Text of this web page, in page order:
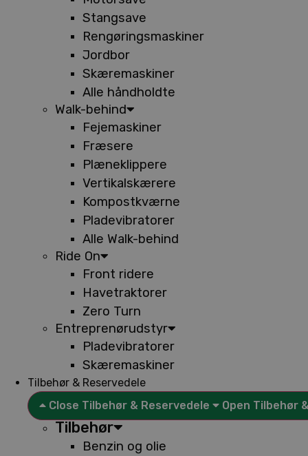
Stangsave
Rengøringsmaskiner
Jordbor
Skæremaskiner
Alle håndholdte
Walk-behind
Fejemaskiner
Fræsere
Plæneklippere
Vertikalskærere
Kompostkværne
Pladevibratorer
Alle Walk-behind
Ride On
Front ridere
Havetraktorer
Zero Turn
Entreprenørudstyr
Pladevibratorer
Skæremaskiner
Tilbehør & Reservedele
Close Tilbehør & Reservedele
Open Tilbehør
Tilbehør
Benzin og olie